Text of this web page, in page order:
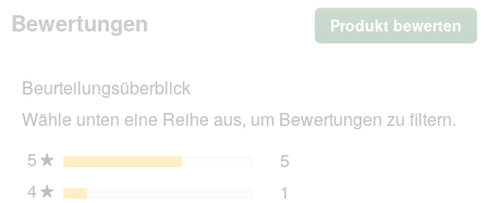
Bewertungen Produkt bewerten
Mit
Beurteilungsüberblick
Wähle unten eine Reihe aus, um Bewertungen zu filtern.
5★ Sterne 5
4★ Sterne 1